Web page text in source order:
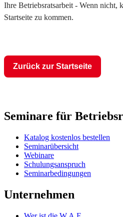
Ihre Betriebsratsarbeit - Wenn nicht,
Startseite zu kommen.
Zurück zur Startseite
Seminare für
Katalog kostenlos bestellen
Seminarübersicht
Webinare
Schulungsanspruch
Seminarbedingungen
Unternehmen